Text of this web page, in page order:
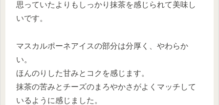
思っていたよりもしっかり抹茶を感じられて美味し
いです。
マスカルポーネアイスの部分は分厚く、やわらか
い。
ほんのりした甘みとコクを感じます。
抹茶の苦みとチーズのまろやかさがよくマッチして
いるように感じました。